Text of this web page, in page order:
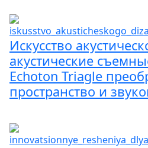
Искусство
акустические
Echoton Triagle
пространство и